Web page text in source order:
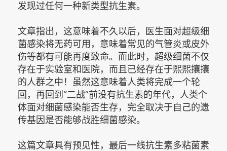
发现过任何一种新类型抗生素。
文章指出，这意味着不久以后，医生面对超级细
菌感染将无药可用，意味着常见的气管炎或皮外
伤等都有可能再度致命。而此时，超级细菌不仅
存在于实验室和医院，而且已经存在于熙熙攘攘
的人群之中！虽然这意味着人类将完成一个轮
回，再回到“二战”前没有抗生素的年代，人类个
体面对细菌感染能否生存，完全取决于自己的遗
传基因是否能够战胜细菌感染。
这篇文章具有预见性，最后一线抗生素多粘菌素